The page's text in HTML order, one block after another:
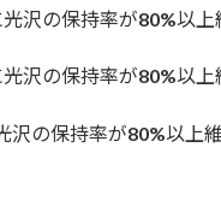
沢の保持率が80%以上
沢の保持率が80%以上
の保持率が80%以上